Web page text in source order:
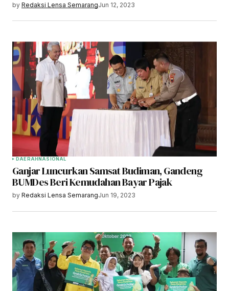
by Redaksi Lensa SemarangJun 12, 2023
DAERAH NASIONAL
Ganjar Luncurkan Samsat Budiman, Gandeng
BUMDes Beri Kemudahan Bayar Pajak
by Redaksi Lensa SemarangJun 19, 2023